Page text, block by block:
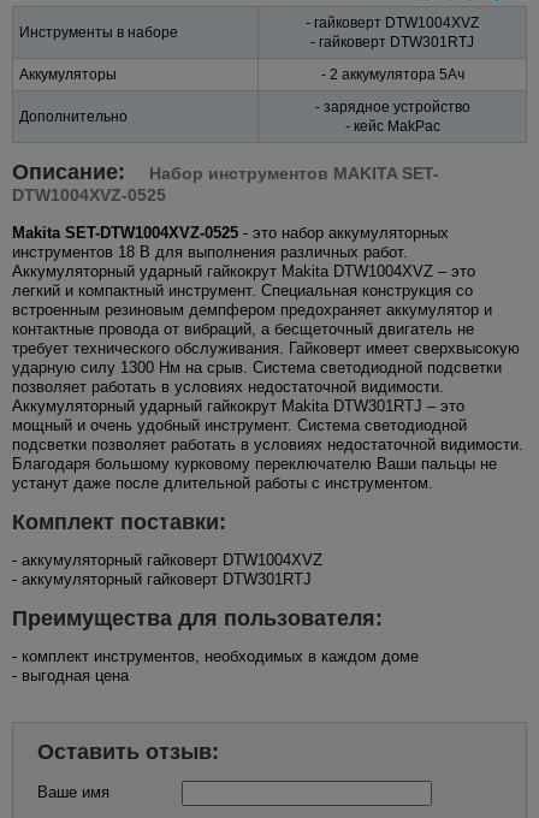
Инструменты в наборе
- гайковерт DTW1004XVZ
- гайковерт DTW301RTJ
Аккумуляторы
- 2 аккумулятора 5Ач
Дополнительно
- зарядное устройство
- кейс MakPac
Описание:
Набор инструментов MAKITA SET-
DTW1004XVZ-0525
Makita SET-DTW1004XVZ-0525 - это набор аккумуляторных
инструментов 18 В для выполнения различных работ.
Аккумуляторный ударный гайкокрут Makita DTW1004XVZ – это
легкий и компактный инструмент. Специальная конструкция со
встроенным резиновым демпфером предохраняет аккумулятор и
контактные провода от вибраций, а бесщеточный двигатель не
требует технического обслуживания. Гайковерт имеет сверхвысокую
ударную силу 1300 Нм на срыв. Система светодиодной подсветки
позволяет работать в условиях недостаточной видимости.
Аккумуляторный ударный гайкокрут Makita DTW301RTJ – это
мощный и очень удобный инструмент. Система светодиодной
подсветки позволяет работать в условиях недостаточной видимости.
Благодаря большому курковому переключателю Ваши пальцы не
устанут даже после длительной работы с инструментом.
Комплект поставки:
- аккумуляторный гайковерт DTW1004XVZ
- аккумуляторный гайковерт DTW301RTJ
Преимущества для пользователя:
- комплект инструментов, необходимых в каждом доме
- выгодная цена
Оставить отзыв:
Ваше имя